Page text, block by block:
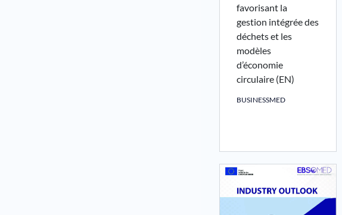
favorisant la
gestion intégrée des
déchets et les
modèles
d’économie
circulaire (EN)
BUSINESSMED